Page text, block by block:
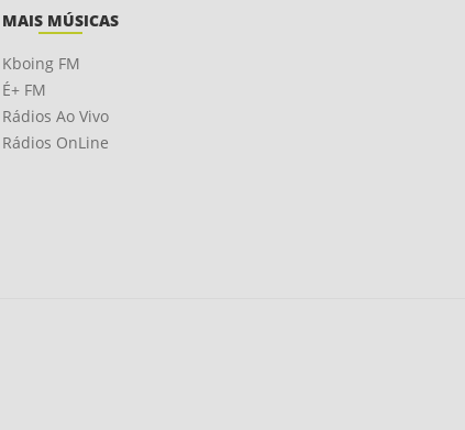
MAIS MÚSICAS
Kboing FM
É+ FM
Rádios Ao Vivo
Rádios OnLine